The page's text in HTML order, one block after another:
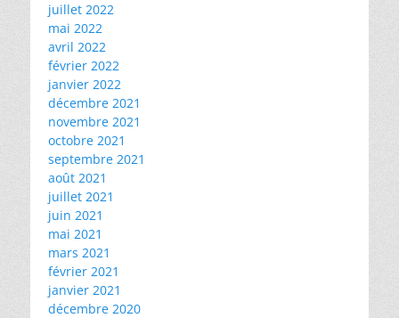
juillet 2022
mai 2022
avril 2022
février 2022
janvier 2022
décembre 2021
novembre 2021
octobre 2021
septembre 2021
août 2021
juillet 2021
juin 2021
mai 2021
mars 2021
février 2021
janvier 2021
décembre 2020